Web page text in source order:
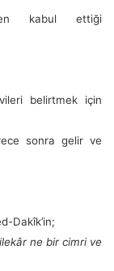
kabul ettiği
belirtmek için
sonra gelir ve
Dakîk’in;
ne bir cimri ve